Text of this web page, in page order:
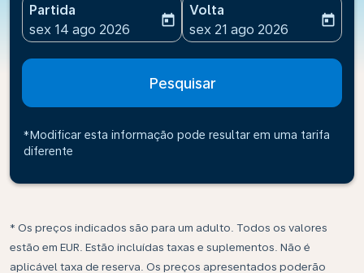
Partida
fc-booking-departure-date-aria-label
sex 14 ago 2026
today
Volta
fc-booking-return-date-
sex 21 ago 2026
today
Pesquisar
*Modificar esta informação pode resultar em uma tarifa
diferente
* Os preços indicados são para um adulto. Todos os valores
estão em EUR. Estão incluídas taxas e suplementos. Não é
aplicável taxa de reserva. Os preços apresentados poderão